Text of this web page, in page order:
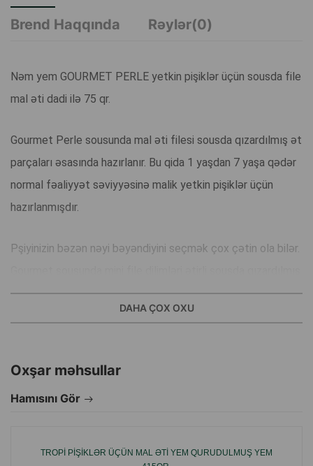
Brend Haqqında
Rəylər(0)
Nəm yem GOURMET PERLE yetkin pişiklər üçün sousda file
mal əti dadi ilə 75 qr.
Gourmet Perle sousunda mal əti filesi sousda qızardılmış ət
parçaları əsasında hazırlanır. Bu qida 1 yaşdan 7 yaşa qədər
normal fəaliyyət səviyyəsinə malik yetkin pişiklər üçün
hazırlanmışdır.
Pşiyinizin bəzən nəyi bəyəndiyini seçmək çox çətin ola bilər.
ət parçaları əsasında yaradılır. Yetkin pişiklər üçün tam
konservləşdirilmiş yemək.
Bu qida 1 yaşdan 7 yaşa qədər normal fəaliyyət səviyyəsinə
malik yetkin pişiklər üçün hazırlanmışdır. Yemək, yetkin
maddələri və bioloji aktiv maddələr üçün tamamilə
DAHA ÇOX OXU
Oxşar məhsullar
Hamısını Gör
TROPI PIŞIKLƏR ÜÇÜN MAL ƏTI YEM QURUDULMUŞ YEM